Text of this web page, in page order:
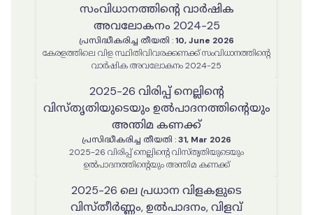
സംവിധാനത്തിൻ്റെ വാർഷിക
അവലോകനം 2024-25
പ്രസിദ്ധീകരിച്ച തീയതി :10, June 2026
കേരളത്തിലെ വിള സ്ഥിതിവിവരക്കണക്ക് സംവിധാനത്തിൻ്റെ
വാർഷിക അവലോകനം 2024-25
2025-26 വിരിപ്പ് നെല്ലിന്റെ
വിസ്തൃതിയുടെയും ഉൽപാദനത്തിന്റെയും
അന്തിമ കണക്ക്
പ്രസിദ്ധീകരിച്ച തീയതി :31, Mar 2026
2025-26 വിരിപ്പ് നെല്ലിന്റെ വിസ്തൃതിയുടെയും
ഉൽപാദനത്തിന്റെയും അന്തിമ കണക്ക്
2025-26 ലെ പ്രധാന വിളകളുടെ
വിസ്തീർണ്ണം, ഉൽപാദനം, വിളവ്